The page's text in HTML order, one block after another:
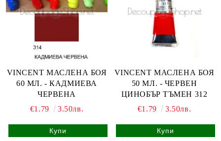
VINCENT МАСЛЕНА БОЯ
60 МЛ. - КАДМИЕВА
ЧЕРВЕНА
€1.79
3.50лв.
VINCENT МАСЛЕНА БОЯ
50 МЛ. - ЧЕРВЕН
ЦИНОБЪР ТЪМЕН 312
€1.79
3.50лв.